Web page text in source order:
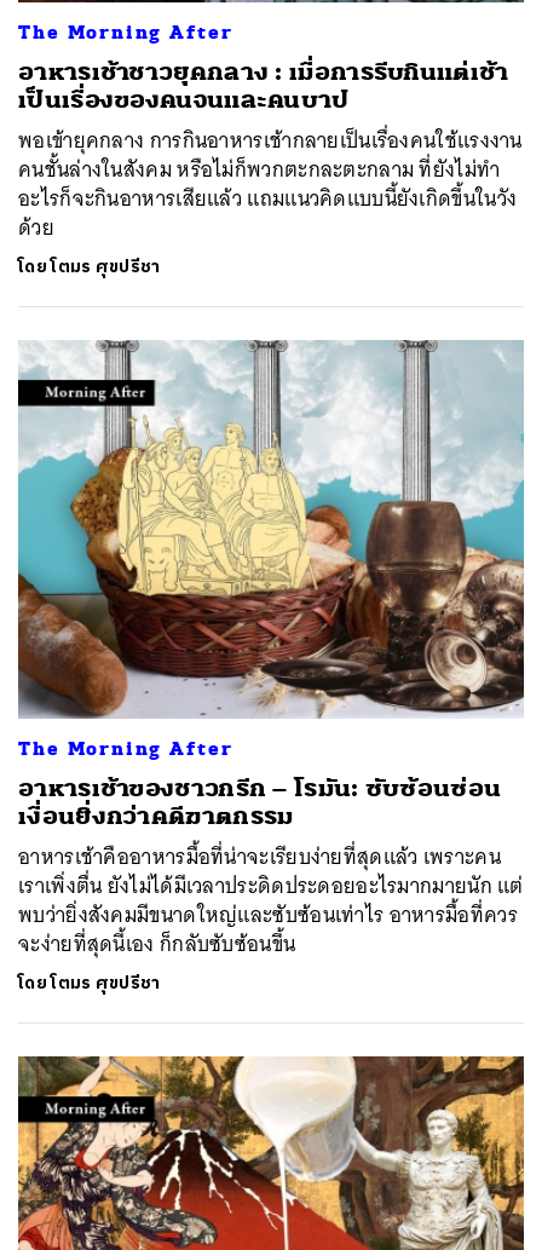
The Morning After
อาหารเช้าชาวยุคกลาง : เมื่อการรีบกินแต่เช้า
เป็นเรื่องของคนจนและคนบาป
พอเข้ายุคกลาง การกินอาหารเช้ากลายเป็นเรื่องคนใช้แรงงาน
คนชั้นล่างในสังคม หรือไม่ก็พวกตะกละตะกลาม ที่ยังไม่ทำ
อะไรก็จะกินอาหารเสียแล้ว แถมแนวคิดแบบนี้ยังเกิดขึ้นในวัง
ด้วย
โดยโตมร ศุขปรีชา
The Morning After
อาหารเช้าของชาวกรีก – โรมัน: ซับซ้อนซ่อน
เงื่อนยิ่งกว่าคดีฆาตกรรม
อาหารเช้าคืออาหารมื้อที่น่าจะเรียบง่ายที่สุดแล้ว เพราะคน
เราเพิ่งตื่น ยังไม่ได้มีเวลาประดิดประดอยอะไรมากมายนัก แต่
พบว่ายิ่งสังคมมีขนาดใหญ่และซับซ้อนเท่าไร อาหารมื้อที่ควร
จะง่ายที่สุดนี้เอง ก็กลับซับซ้อนขึ้น
โดยโตมร ศุขปรีชา